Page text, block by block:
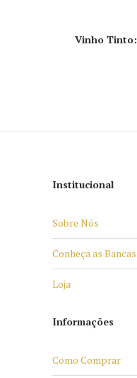
Vinho Tinto:
Institucional
Sobre Nós
Conheça as Bancas
Loja
Informações
Como Comprar